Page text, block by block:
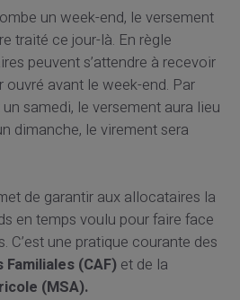
un week-end, le versement
traité ce jour-là. En règle
peuvent s’attendre à recevoir
ouvré avant le week-end. Par
samedi, le versement aura lieu
dimanche, le virement sera
de garantir aux allocataires la
en temps voulu pour faire face
C’est une pratique courante des
(CAF)et de la
(MSA).